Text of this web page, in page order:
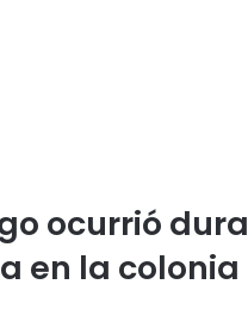
ocurrió
en la colonia